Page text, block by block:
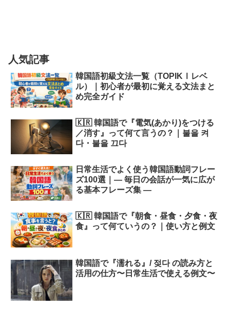
人気記事
韓国語初級文法一覧（TOPIKⅠレベ
ル）｜初心者が最初に覚える文法まと
め完全ガイド
🇰🇷 韓国語で『電気(あかり)をつける
／消す』って何て言うの？｜불을 켜
다・불을 끄다
日常生活でよく使う韓国語動詞フレー
ズ100選｜― 毎日の会話が一気に広が
る基本フレーズ集 ―
🇰🇷 韓国語で『朝食・昼食・夕食・夜
食』って何ていうの？｜使い方と例文
韓国語で『濡れる』/ 젖다 の読み方と
活用の仕方〜日常生活で使える例文〜